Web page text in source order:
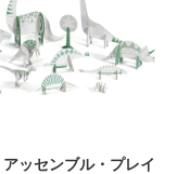
ッセンブル・プレイ